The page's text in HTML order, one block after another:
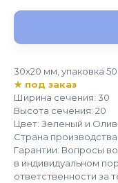
30x20 мм, упаковка 50
★ под заказ
Ширина сечения: 30
Высота сечения: 20
Цвет: Зеленый и
Страна
Гарантии: Вопросы
в индивидуальном
ответственности за